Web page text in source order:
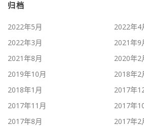
归档
2022年5月
2022年4
2022年3月
2021年9
2021年8月
2020年2
2019年10月
2018年2
2018年1月
2017年
2017年11月
2017年
2017年8月
2017年2